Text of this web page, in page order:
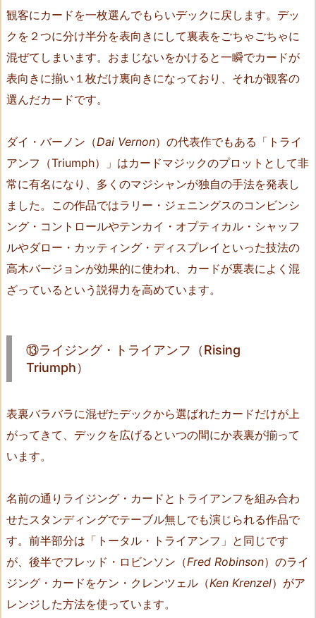
p
i
g
S
i
k）
1
3.
ト
ー
タ
ル・
ト
ア
ン
o
t
a
i
m
p
h）
観客にカードを一枚選んでもらいデックに戻します。デッ
クを２つに分け半分を表向きにして裏表をごちゃごちゃに
混ぜてしまいます。おまじないをかけると一瞬でカードが
表向きに揃い１枚だけ裏向きになっており、それが観客の
選んだカードです。
ダイ・バーノン（Dai Vernon）の代表作でもある「トライ
アンフ（Triumph）」はカードマジックのプロットとして非
常に有名になり、多くのマジシャンが独自の手法を発表し
ました。この作品ではラリー・ジェニングスのコンビンシ
ング・コントロールやテンカイ・オプティカル・シャッフ
ルやダロー・カッティング・ディスプレイといった技法の
高木バージョンが効果的に使われ、カードが裏表によく混
ざっているという説得力を高めています。
⑬ライジング・トライアンフ（Rising
Triumph）
表裏バラバラに混ぜたデックから選ばれたカードだけが上
がってきて、デックを広げるといつの間にか表裏が揃って
います。
名前の通りライジング・カードとトライアンフを組み合わ
せたスタンディングでテーブル無しでも演じられる作品で
す。前半部分は「トータル・トライアンフ」と同じです
が、後半でフレッド・ロビンソン（Fred Robinson）のライ
ジング・カードをケン・クレンツェル（Ken Krenzel）がア
レンジした方法を使っています。